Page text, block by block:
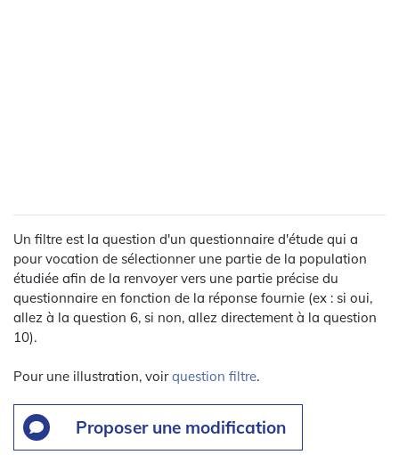
Un filtre est la question d'un questionnaire d'étude qui a
pour vocation de sélectionner une partie de la population
étudiée afin de la renvoyer vers une partie précise du
questionnaire en fonction de la réponse fournie (ex : si oui,
allez à la question 6, si non, allez directement à la question
10).
Pour une illustration, voirquestion filtre.
Proposer une modification